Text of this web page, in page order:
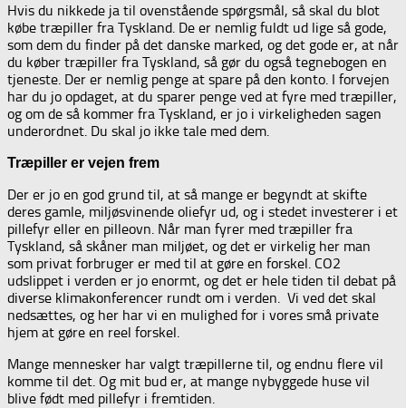
Hvis du nikkede ja til ovenstående spørgsmål, så skal du blot
købe træpiller fra Tyskland. De er nemlig fuldt ud lige så gode,
som dem du finder på det danske marked, og det gode er, at når
du køber træpiller fra Tyskland, så gør du også tegnebogen en
tjeneste. Der er nemlig penge at spare på den konto. I forvejen
har du jo opdaget, at du sparer penge ved at fyre med træpiller,
og om de så kommer fra Tyskland, er jo i virkeligheden sagen
underordnet. Du skal jo ikke tale med dem.
Træpiller er vejen frem
Der er jo en god grund til, at så mange er begyndt at skifte
deres gamle, miljøsvinende oliefyr ud, og i stedet investerer i et
pillefyr eller en pilleovn. Når man fyrer med træpiller fra
Tyskland, så skåner man miljøet, og det er virkelig her man
som privat forbruger er med til at gøre en forskel. CO2
udslippet i verden er jo enormt, og det er hele tiden til debat på
diverse klimakonferencer rundt om i verden. Vi ved det skal
nedsættes, og her har vi en mulighed for i vores små private
hjem at gøre en reel forskel.
Mange mennesker har valgt træpillerne til, og endnu flere vil
komme til det. Og mit bud er, at mange nybyggede huse vil
blive født med pillefyr i fremtiden.